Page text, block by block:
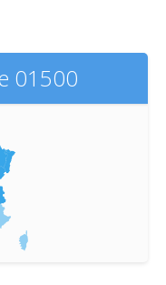
01500